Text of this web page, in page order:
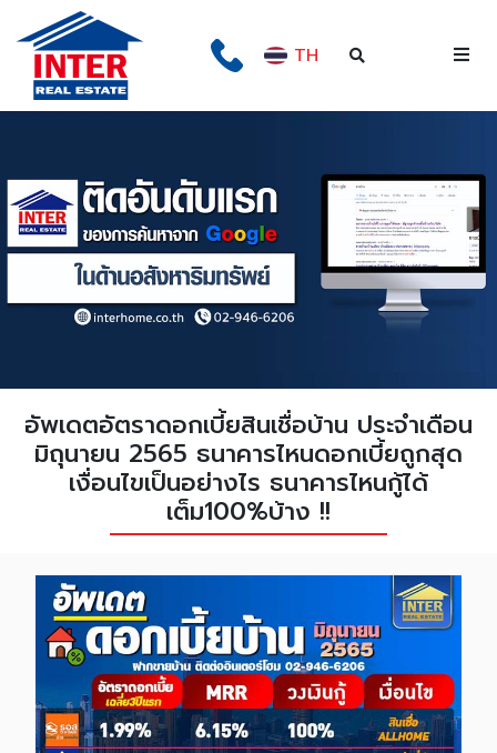
TH
อัพเดตอัตราดอกเบี้ยสินเชื่อบ้าน ประจำเดือน
มิถุนายน 2565 ธนาคารไหนดอกเบี้ยถูกสุด
เงื่อนไขเป็นอย่างไร ธนาคารไหนกู้ได้
เต็ม100%บ้าง !!